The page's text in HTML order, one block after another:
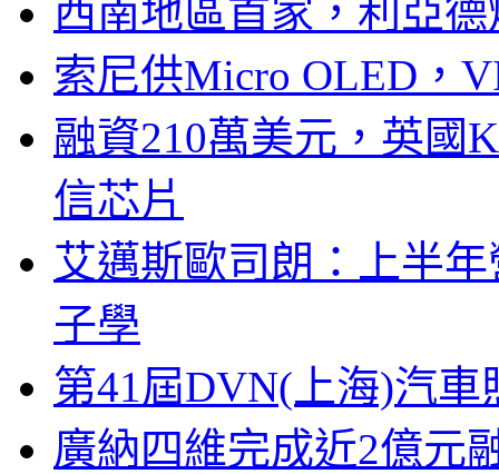
西南地區首家，利亞
索尼供Micro OLED，
融資210萬美元，英國
信芯片
艾邁斯歐司朗：上半
子學
第41屆DVN(上海)汽
廣納四維完成近2億元